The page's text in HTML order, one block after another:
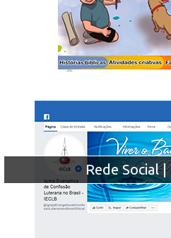
Rede Social